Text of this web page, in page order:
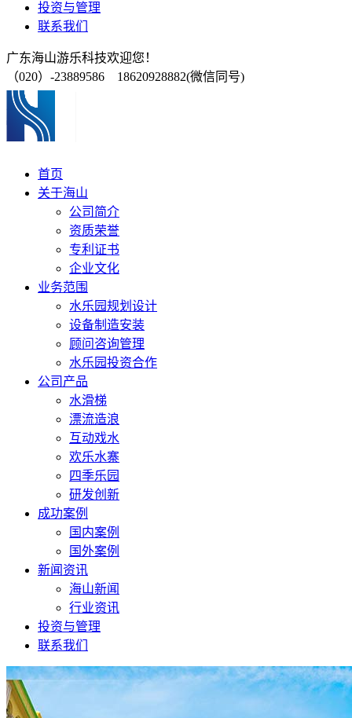
投资与管理
联系我们
广东海山游乐科技欢迎您！
（020）-23889586 18620928882(微信同号)
首页
关于海山
公司简介
资质荣誉
专利证书
企业文化
业务范围
水乐园规划设计
设备制造安装
顾问咨询管理
水乐园投资合作
公司产品
水滑梯
漂流造浪
互动戏水
欢乐水寨
四季乐园
研发创新
成功案例
国内案例
国外案例
新闻资讯
海山新闻
行业资讯
投资与管理
联系我们